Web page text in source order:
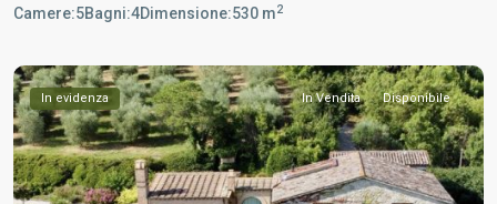
Camere:5Bagni:4Dimensione:530 m2
In evidenza In Vendita Disponibile